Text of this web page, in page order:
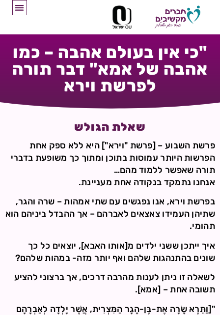
"כי אין בעולם אהבה – כמו
אהבה של אמא" דבר תורה
לפרשת וירא
שאלת הגולש
פרשת השבוע – [פרשת "וירא"] היא ללא ספק אחת
הפרשות היותר עמוסות בתוכן ומתוך כך משופעת בדברי
תורה שאפשר ללמוד מהם…
אנחנו נתמקד בנקודה אחת מעניינת.
בפרשת וירא, אנו נפגשים עם שתי אמהות – שרה והגר,
שתיהן העמידו צאצאים לאברהם – אך ההבדל ביניהם הוא
תהומי.
איך ייתכן ששני ילדים מ[אותו האבא], יוצאים כל כך
שונים בהתנהגות שלהם ואף יותר מזה- במהות שלהם?
לשאלה זו ניתן לענות מהרבה דרכים, אך ברצוני להציע
תשובה אחת – [אמא].
"[וַתֵּרֶא שָׂרָה אֶת-בֶּן-הָגָר הַמִּצְרִית, אֲשֶׁר יָלְדָה לְאַבְרָהָם